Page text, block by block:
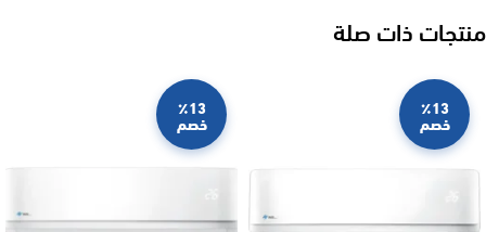
منتجات ذات صلة
٪13
خصم
٪13
خصم